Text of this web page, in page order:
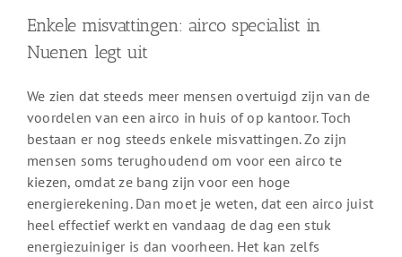
Enkele misvattingen: airco specialist in
Nuenen legt uit
We zien dat steeds meer mensen overtuigd zijn van de
voordelen van een airco in huis of op kantoor. Toch
bestaan er nog steeds enkele misvattingen. Zo zijn
mensen soms terughoudend om voor een airco te
kiezen, omdat ze bang zijn voor een hoge
energierekening. Dan moet je weten, dat een airco juist
heel effectief werkt en vandaag de dag een stuk
energiezuiniger is dan voorheen. Het kan zelfs